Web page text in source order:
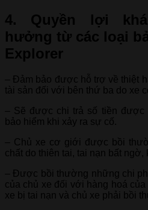
4. Quyền lợi
hưởng từ các loại
Explorer
– Đảm bảo được hỗ trợ về thiệt
tài sản đối với bên thứ ba do xe
– Sẽ được chi trả số tiền được
bảo hiểm khi xảy ra sự cố.
– Chủ xe cơ giới được bồi
chất do thiên tai, tai nạn bất
– Được bồi thường những chi
của chủ xe đối với hàng hoá
xe bị tai nạn và chủ xe phải bồi